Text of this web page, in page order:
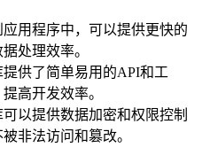
用程序中，可以提供更快的
处理效率。
供了简单易用的API和工
高开发效率。
以提供数据加密和权限控制
非法访问和篡改。